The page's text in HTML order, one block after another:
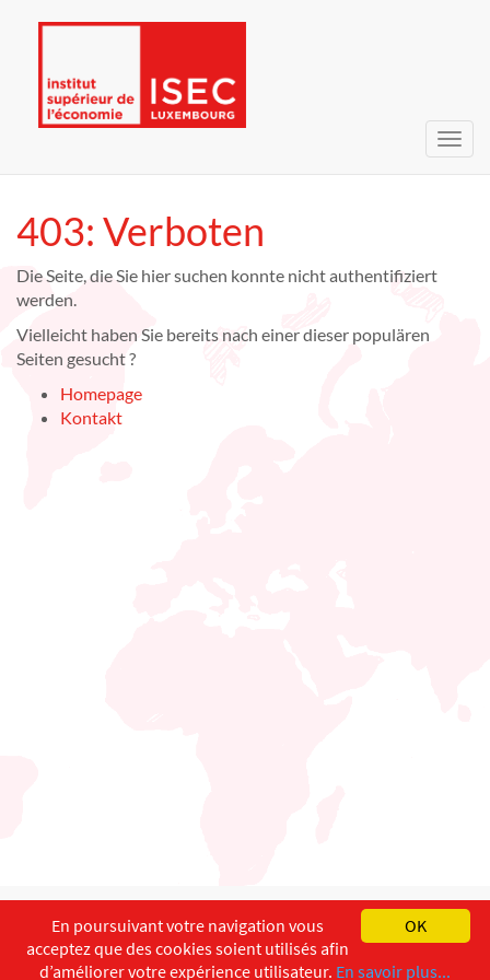
403: Verboten
Die Seite, die Sie hier suchen konnte nicht authentifiziert
werden.
Vielleicht haben Sie bereits nach einer dieser populären
Seiten gesucht ?
Homepage
Kontakt
English Français
Copyright ©ISEC-AdW Impressum
OK
En poursuivant votre navigation vous
acceptez que des cookies soient utilisés afin
d’améliorer votre expérience utilisateur. En savoir plus...